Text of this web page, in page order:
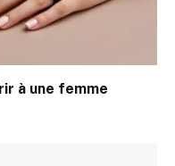
à une femme